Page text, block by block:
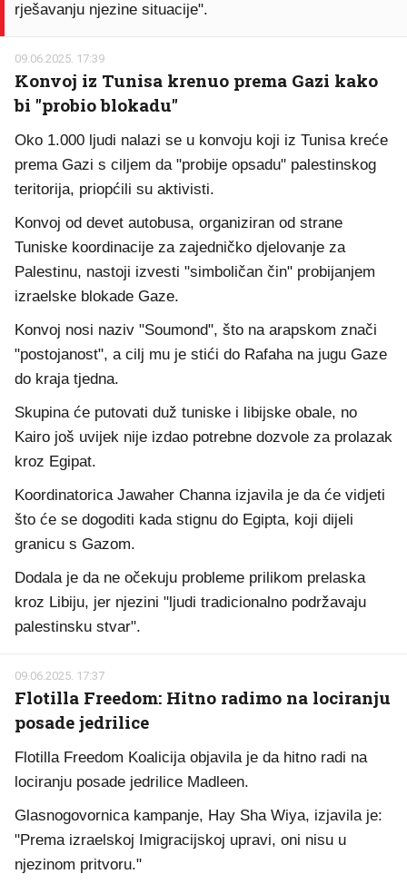
rješavanju njezine situacije".
09.06.2025. 17:39
Konvoj iz Tunisa krenuo prema Gazi kako
bi "probio blokadu"
Oko 1.000 ljudi nalazi se u konvoju koji iz Tunisa kreće
prema Gazi s ciljem da "probije opsadu" palestinskog
teritorija, priopćili su aktivisti.
Konvoj od devet autobusa, organiziran od strane
Tuniske koordinacije za zajedničko djelovanje za
Palestinu, nastoji izvesti "simboličan čin" probijanjem
izraelske blokade Gaze.
Konvoj nosi naziv "Soumond", što na arapskom znači
"postojanost", a cilj mu je stići do Rafaha na jugu Gaze
do kraja tjedna.
Skupina će putovati duž tuniske i libijske obale, no
Kairo još uvijek nije izdao potrebne dozvole za prolazak
kroz Egipat.
Koordinatorica Jawaher Channa izjavila je da će vidjeti
što će se dogoditi kada stignu do Egipta, koji dijeli
granicu s Gazom.
Dodala je da ne očekuju probleme prilikom prelaska
kroz Libiju, jer njezini "ljudi tradicionalno podržavaju
palestinsku stvar".
09.06.2025. 17:37
Flotilla Freedom: Hitno radimo na lociranju
posade jedrilice
Flotilla Freedom Koalicija objavila je da hitno radi na
lociranju posade jedrilice Madleen.
Glasnogovornica kampanje, Hay Sha Wiya, izjavila je:
"Prema izraelskoj Imigracijskoj upravi, oni nisu u
njezinom pritvoru."